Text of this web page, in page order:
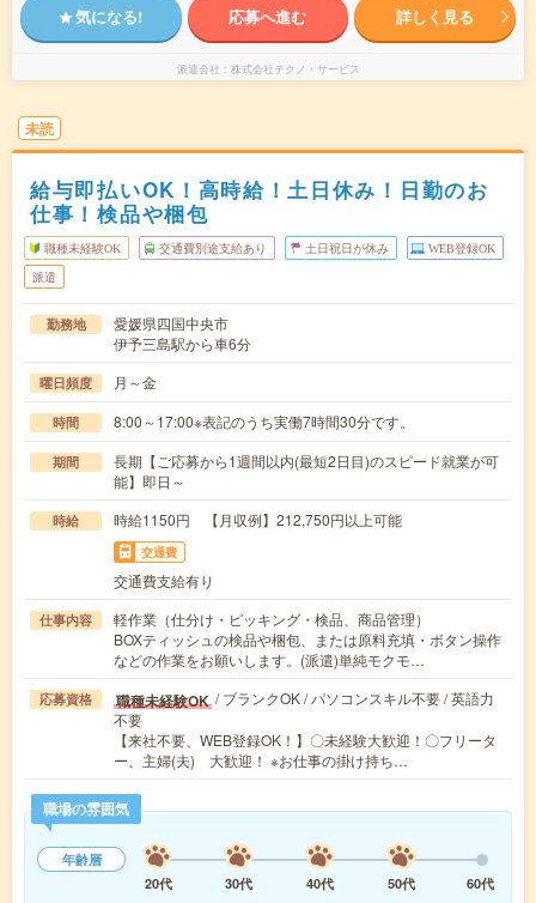
気になる! 応募へ進む 詳しく見る
派遣会社 株式会社テクノ・サービス
未読
給与即払いOK！高時給！土日休み！日勤のお
仕事！検品や梱包
職種未経験OK 交通費別途支給あり 土日祝日が休み WEB登録OK
派遣
勤務地
愛媛県四国中央市
伊予三島駅から車6分
曜日頻度 月～金
時間 8:00～17:00※表記のうち実働7時間30分です。
期間
長期【ご応募から1週間以内(最短2日目)のスピード就業が可
能】即日～
時給 時給1150円 【月収例】212,750円以上可能
交通費
交通費支給有り
仕事内容
軽作業（仕分け・ピッキング・検品、商品管理）
BOXティッシュの検品や梱包、または原料充填・ボタン操作
などの作業をお願いします。(派遣)単純モクモ…
応募資格 職種未経験OK / ブランクOK / パソコンスキル不要 / 英語力
不要
【来社不要、WEB登録OK！】〇未経験大歓迎！〇フリータ
ー、主婦(夫) 大歓迎！ ※お仕事の掛け持ち…
職場の雰囲気
年齢層
20代
30代 40代 50代 60代